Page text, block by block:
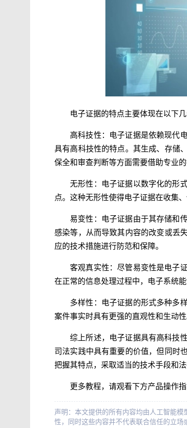
电子证据的特点主要体现在以下几
高科技性：电子证据是依赖现代
具有高科技性的特点。其生成、存储
保全和审查判断等方面需要借助专业的
无形性：电子证据以数字化的形
点。这种无形性使得电子证据在收集
易变性：电子证据由于其存储和
感染等，从而导致其内容的改变或丢
应的技术措施进行防范和保障。
客观真实性：尽管易变性是电子
在正常的信息处理过程中，电子系统
多样性：电子证据的形式多种多
案件事实时具有更强的直观性和生动性
综上所述，电子证据具有高科技
司法实践中具有重要的价值，但同时
把握其特点，采取适当的技术手段和
更多教程，请观看下方产品操作
声明：本文提供的所有内容均由人工智能
性，同时这些内容并不代表联合信任的立场